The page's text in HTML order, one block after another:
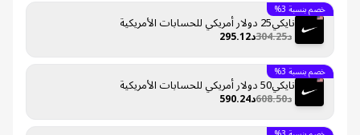
نايكي25 دولار أمريكي للحسابات الأمريكية
د304.25 د295.12
خصم بنسبة 3%
نايكي50 دولار أمريكي للحسابات الأمريكية
د608.50 د590.24
خصم بنسبة 3%